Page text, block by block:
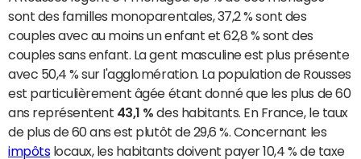
sont des familles monoparentales, 37,2 % sont des
couples avec au moins un enfant et 62,8 % sont des
couples sans enfant. La gent masculine est plus présente
avec 50,4 % sur l'agglomération. La population de Rousses
est particulièrement âgée étant donné que les plus de 60
ans représentent 43,1 % des habitants. En France, le taux
de plus de 60 ans est plutôt de 29,6 %. Concernant les
impôtslocaux, les habitants doivent payer 10,4 % de taxe